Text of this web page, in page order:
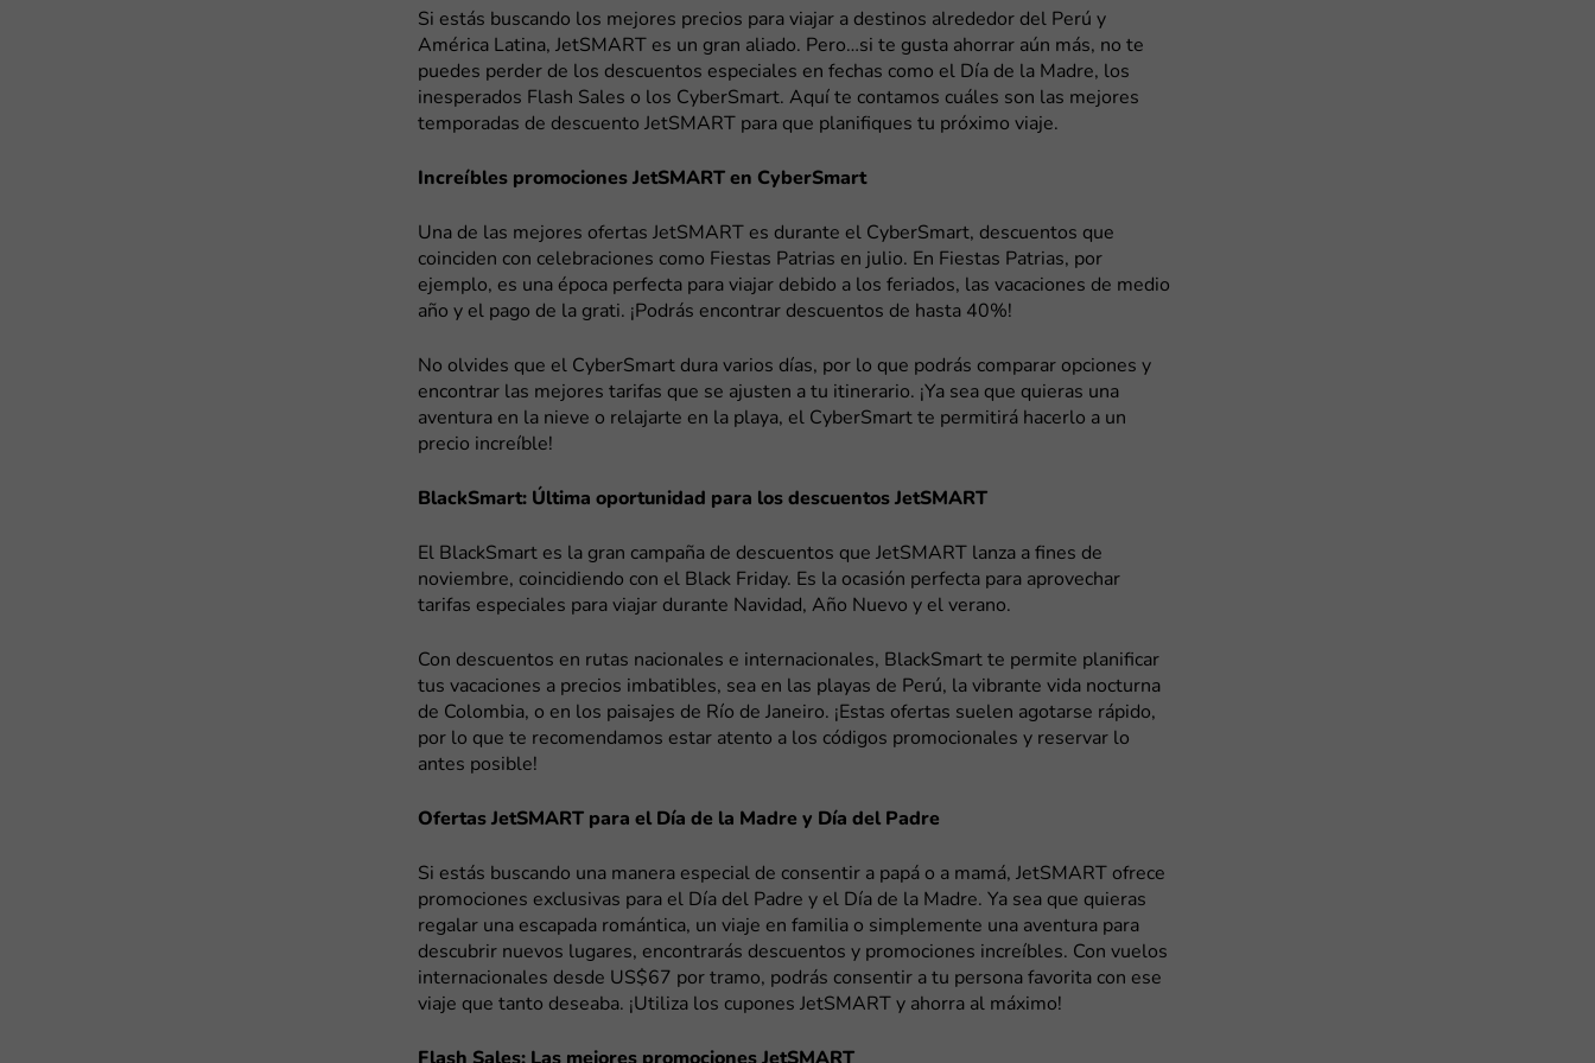
Si estás buscando los mejores precios para viajar a destinos alrededor del Perú y
América Latina, JetSMART es un gran aliado. Pero…si te gusta ahorrar aún más, no te
puedes perder de los descuentos especiales en fechas como el Día de la Madre, los
inesperados Flash Sales o los CyberSmart. Aquí te contamos cuáles son las mejores
temporadas de descuento JetSMART para que planifiques tu próximo viaje.
Increíbles promociones JetSMART en CyberSmart
Una de las mejores ofertas JetSMART es durante el CyberSmart, descuentos que
coinciden con celebraciones como Fiestas Patrias en julio. En Fiestas Patrias, por
ejemplo, es una época perfecta para viajar debido a los feriados, las vacaciones de medio
año y el pago de la grati. ¡Podrás encontrar descuentos de hasta 40%!
No olvides que el CyberSmart dura varios días, por lo que podrás comparar opciones y
encontrar las mejores tarifas que se ajusten a tu itinerario. ¡Ya sea que quieras una
aventura en la nieve o relajarte en la playa, el CyberSmart te permitirá hacerlo a un
precio increíble!
BlackSmart: Última oportunidad para los descuentos JetSMART
El BlackSmart es la gran campaña de descuentos que JetSMART lanza a fines de
noviembre, coincidiendo con el Black Friday. Es la ocasión perfecta para aprovechar
tarifas especiales para viajar durante Navidad, Año Nuevo y el verano.
Con descuentos en rutas nacionales e internacionales, BlackSmart te permite planificar
tus vacaciones a precios imbatibles, sea en las playas de Perú, la vibrante vida nocturna
de Colombia, o en los paisajes de Río de Janeiro. ¡Estas ofertas suelen agotarse rápido,
por lo que te recomendamos estar atento a los códigos promocionales y reservar lo
antes posible!
Ofertas JetSMART para el Día de la Madre y Día del Padre
Si estás buscando una manera especial de consentir a papá o a mamá, JetSMART ofrece
promociones exclusivas para el Día del Padre y el Día de la Madre. Ya sea que quieras
regalar una escapada romántica, un viaje en familia o simplemente una aventura para
descubrir nuevos lugares, encontrarás descuentos y promociones increíbles. Con vuelos
internacionales desde US$67 por tramo, podrás consentir a tu persona favorita con ese
viaje que tanto deseaba. ¡Utiliza los cupones JetSMART y ahorra al máximo!